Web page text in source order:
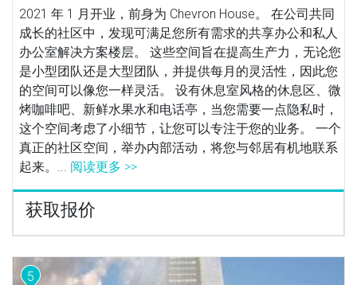
2021 年 1 月开业，前身为 Chevron House。 在公司共同
成长的社区中，发现可满足您所有需求的共享办公和私人
办公室解决方案楼层。 这些空间旨在提高生产力，无论您
是小型团队还是大型团队，并提供每月的灵活性，因此您
的空间可以像您一样灵活。 设有休息室风格的休息区、微
烤咖啡吧、新鲜水果水和电话亭，当您需要一点隐私时，
这个空间考虑了小细节，让您可以专注于您的业务。 一个
真正的社区空间，举办内部活动，将您与邻居有机地联系
起来。... 阅读更多 >>
获取报价
5